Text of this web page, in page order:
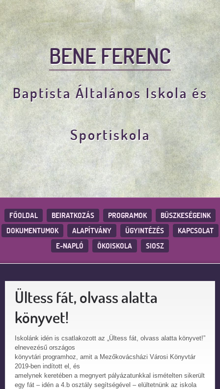
BENE FERENC
Baptista Általános Iskola és
Sportiskola
FŐOLDAL BEIRATKOZÁS PROGRAMOK
BÜSZKESÉGEINK
DOKUMENTUMOK
ALAPÍTVÁNY ÜGYINTÉZÉS
KAPCSOLAT
E-NAPLÓ
ÖKOISKOLA SIOSZ
Ültess fát, olvass alatta
könyvet!
Iskolánk idén is csatlakozott az „Ültess fát, olvass alatta könyvet!”
elnevezésű országos
könyvtári programhoz, amit a Mezőkovácsházi Városi Könyvtár
2019-ben indított el, és
amelynek keretében a megnyert pályázatunkkal ismételten sikerült
egy fát – idén a 4.b osztály segítségével – elültetnünk az iskola